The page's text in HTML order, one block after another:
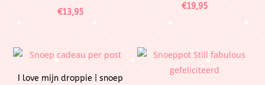
€13,95
€19,95
I love mijn droppie | snoep